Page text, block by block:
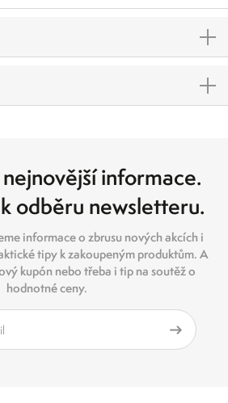
informace.
odběru newsletteru.
informace o zbrusu nových akcích i
tipy k zakoupeným produktům. A
kupón nebo třeba i tip na soutěž o
hodnotné ceny.